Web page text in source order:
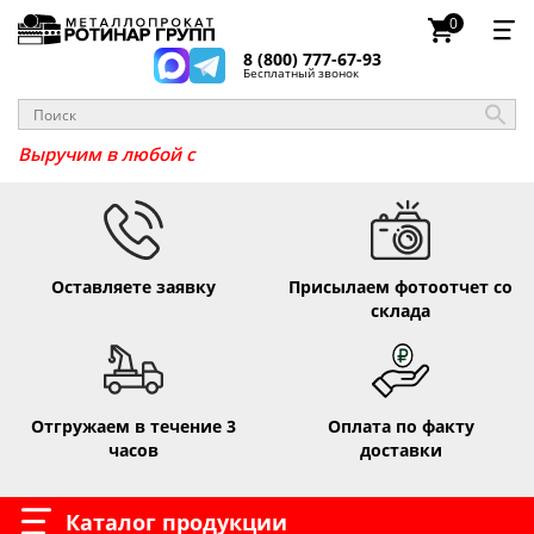
8 (800) 777-67-93
Бесплатный звонок
0
Выручим
Оставляете заявку
Присылаем фотоотчет со
склада
Отгружаем в течение 3
часов
Оплата по факту
доставки
Каталог продукции